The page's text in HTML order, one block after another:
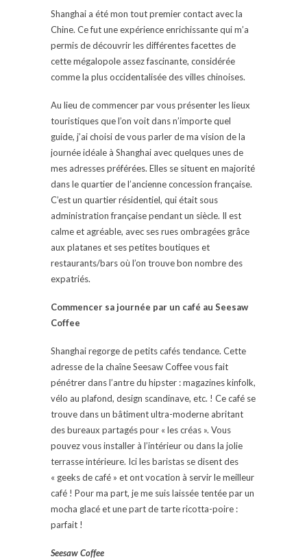
Shanghai a été mon tout premier contact avec la
Chine. Ce fut une expérience enrichissante qui m’a
permis de découvrir les différentes facettes de
cette mégalopole assez fascinante, considérée
comme la plus occidentalisée des villes chinoises.
Au lieu de commencer par vous présenter les lieux
touristiques que l’on voit dans n’importe quel
guide, j’ai choisi de vous parler de ma vision de la
journée idéale à Shanghai avec quelques unes de
mes adresses préférées. Elles se situent en majorité
dans le quartier de l’ancienne concession française.
C’est un quartier résidentiel, qui était sous
administration française pendant un siècle. Il est
calme et agréable, avec ses rues ombragées grâce
aux platanes et ses petites boutiques et
restaurants/bars où l’on trouve bon nombre des
expatriés.
Commencer sa journée par un café au Seesaw
Coffee
Shanghai regorge de petits cafés tendance. Cette
adresse de la chaîne Seesaw Coffee vous fait
pénétrer dans l’antre du hipster : magazines kinfolk,
vélo au plafond, design scandinave, etc. ! Ce café se
trouve dans un bâtiment ultra-moderne abritant
des bureaux partagés pour « les créas ». Vous
pouvez vous installer à l’intérieur ou dans la jolie
terrasse intérieure. Ici les baristas se disent des
« geeks de café » et ont vocation à servir le meilleur
café ! Pour ma part, je me suis laissée tentée par un
mocha glacé et une part de tarte ricotta-poire :
parfait !
Seesaw Coffee